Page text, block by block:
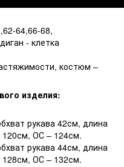
64,66-68,
- клетка
костюм –
изделия:
рукава 42см, длина
ОС – 124см.
рукава 44см, длина
ОС – 132см.